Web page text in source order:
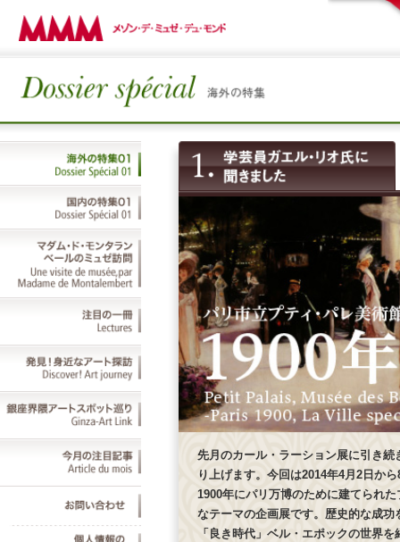
先月のカール・ラーション展に引き続き
り上げます。今回は2014年4月2日から8
1900年にパリ万博のために建てられたプ
なテーマの企画展です。歴史的な成功を
「良き時代」ベル・エポックの世界を紹